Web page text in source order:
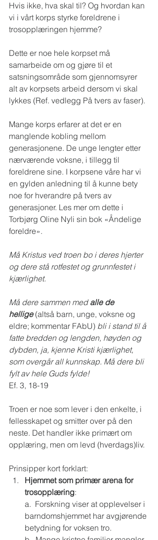
Hvis ikke, hva skal til? Og hvordan kan
vi i vårt korps styrke foreldrene i
trosopplæringen hjemme?
Dette er noe hele korpset må
samarbeide om og gjøre til et
satsningsområde som gjennomsyrer
alt av korpsets arbeid dersom vi skal
lykkes (Ref. vedlegg På tvers av faser).
Mange korps erfarer at det er en
manglende kobling mellom
generasjonene. De unge lengter etter
nærværende voksne, i tillegg til
foreldrene sine. I korpsene våre har vi
en gylden anledning til å kunne bety
noe for hverandre på tvers av
generasjoner. Les mer om dette i
Torbjørg Oline Nyli sin bok «Åndelige
foreldre».
Må Kristus ved troen bo i deres hjerter
og dere stå rotfestet og grunnfestet i
kjærlighet.
Må dere sammen med alle de
hellige (altså barn, unge, voksne og
eldre; kommentar FAbU) bli i stand til å
fatte bredden og lengden, høyden og
dybden, ja, kjenne Kristi kjærlighet,
som overgår all kunnskap. Må dere bli
fylt av hele Guds fylde!
Ef. 3, 18-19
Troen er noe som lever i den enkelte, i
fellesskapet og smitter over på den
neste. Det handler ikke primært om
opplæring, men om levd (hverdags)liv.
Prinsipper kort forklart:
Hjemmet som primær arena for
trosopplæring:
a.  Forskning viser at opplevelser i
barndomshjemmet har avgjørende
betydning for voksen tro.